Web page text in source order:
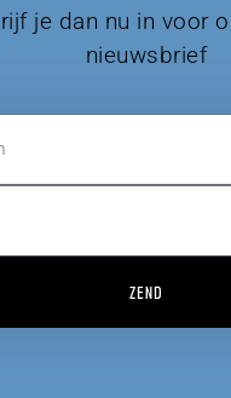
je dan nu in voor
nieuwsbrief
ZEND